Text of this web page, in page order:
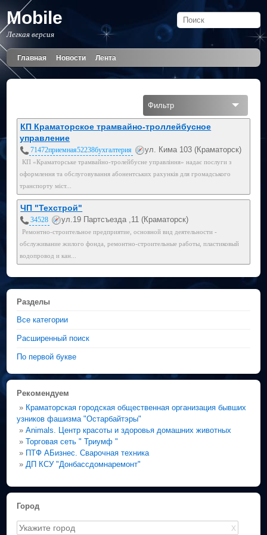
Mobile
Легкая версия
Главная Новости Лента
Фильтр
КП Краматорское трамвайно-троллейбусное
управление
71472приемная52238бухгалтерия ул. Кима 103 (Краматорск)
КП «Краматорське трамвайно-тролейбусне управління» надає послуги з
оформлення та обслуговування абонентських рахунків для громадського
транспорту міст...
ЧП "Техстрой"
34528 ул.19 Партсъезда ,11 (Краматорск)
Ремонтно-строительное предприятие, основной вид деятельности -
обслуживание жилого фонда, ремонтно-строительные работы, пластиковый
водопровод и кан...
Разделы
Все категории
Расширенный поиск
По первой букве
Рекомендуем
» Краматорская городская общественная организация бывших
узников фашизма "Остарбайтэры"
»Animals. Центр красоты и здоровья домашних животных
»Торговая сеть " Триумф "
» ПТФ АБизнес. Сварочная техника
» ДП КСУ "Донбассдомнаремонт"
Город
X